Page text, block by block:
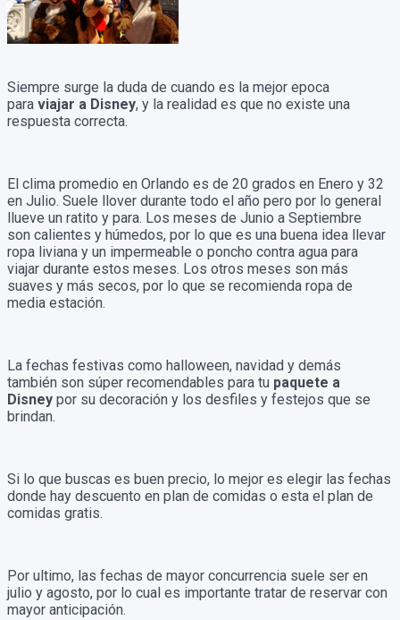
Siempre surge la duda de cuando es la mejor epoca
para viajar a Disney, y la realidad es que no existe una
respuesta correcta.
El clima promedio en Orlando es de 20 grados en Enero y 32
en Julio. Suele llover durante todo el año pero por lo general
llueve un ratito y para. Los meses de Junio a Septiembre
son calientes y húmedos, por lo que es una buena idea llevar
ropa liviana y un impermeable o poncho contra agua para
viajar durante estos meses. Los otros meses son más
suaves y más secos, por lo que se recomienda ropa de
media estación.
La fechas festivas como halloween, navidad y demás
también son súper recomendables para tu paquete a
Disney por su decoración y los desfiles y festejos que se
brindan.
Si lo que buscas es buen precio, lo mejor es elegir las fechas
donde hay descuento en plan de comidas o esta el plan de
comidas gratis.
Por ultimo, las fechas de mayor concurrencia suele ser en
julio y agosto, por lo cual es importante tratar de reservar con
mayor anticipación.